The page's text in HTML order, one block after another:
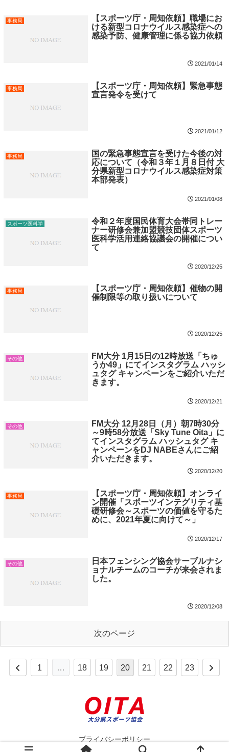
事務局
【スポーツ庁・周知依頼】職場にお
ける新型コロナウイルス感染症への
感染予防、健康管理に係る協力依頼
2021/01/14
事務局
【スポーツ庁・周知依頼】緊急事態
宣言発令を受けて
2021/01/12
事務局
国の緊急事態宣言を受けた今後の対
応について（令和３年１月８日付 大
分県新型コロナウイルス感染症対策
本部発表）
2021/01/08
スポーツ医科学
令和２年度国民体育大会帯同トレー
ナー研修会兼加盟競技団体スポーツ
医科学活用連絡協議会の開催につい
て
2020/12/25
事務局
【スポーツ庁・周知依頼】催物の開
催制限等の取り扱いについて
2020/12/25
その他
FM大分 1月15日の12時放送「ちゅ
うか49」にてインスタグラム ハッシ
ュタグ キャンペーンをご紹介いただ
きます。
2020/12/21
その他
FM大分 12月28日（月）朝7時30分
～9時58分放送「Sky Tune Oita」に
てインスタグラム ハッシュタグ キ
ャンペーンをDJ NABEさんにご紹
介いただきます。
2020/12/20
事務局
【スポーツ庁・周知依頼】オンライ
ン開催「スポーツインテグリティ基
礎研修会～スポーツの価値を守るた
めに、2021年夏に向けて～」
2020/12/17
その他
日本フェンシング協会サーブルナシ
ョナルチームのコーチが来会されま
した。
2020/12/08
次のページ
1 … 18 19 20 21 22 23
プライバシーポリシー